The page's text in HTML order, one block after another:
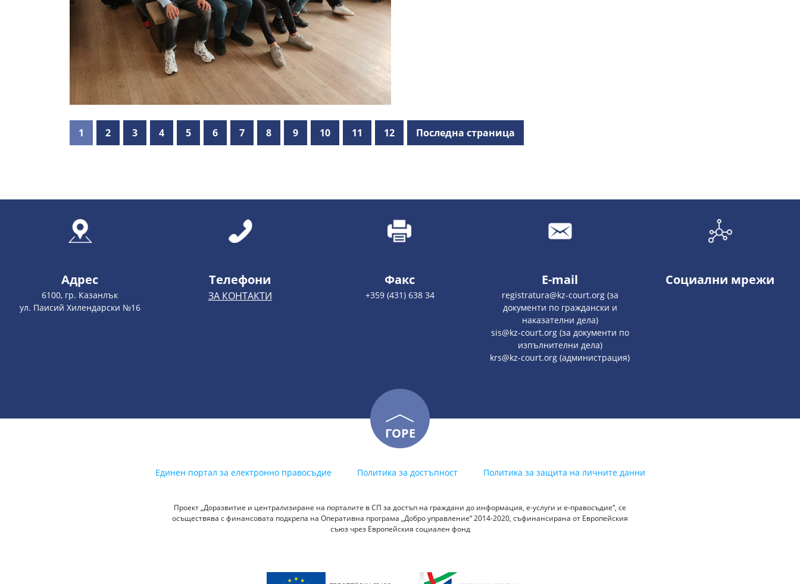
1 2 3 4 5 6 7 8 9 10 11 12 Последна страница
Адрес
6100, гр. Казанлък
ул. Паисий Хилендарски №16
Телефони
ЗА КОНТАКТИ
Факс
+359 (431) 638 34
E-mail
registratura@kz-court.org (за
документи по граждански и
наказателни дела)
sis@kz-court.org (за документи по
изпълнителни дела)
krs@kz-court.org (администрация)
Социални мрежи
ГОРЕ
Единен портал за електронно правосъдие Политика за достъпност Политика за защита на личните данни
Проект „Доразвитие и централизиране на порталите в СП за достъп на граждани до информация, е-услуги и е-правосъдие“, се
осъществява с финансовата подкрепа на Оперативна програма „Добро управление“ 2014-2020, съфинансирана от Европейския
съюз чрез Европейския социален фонд